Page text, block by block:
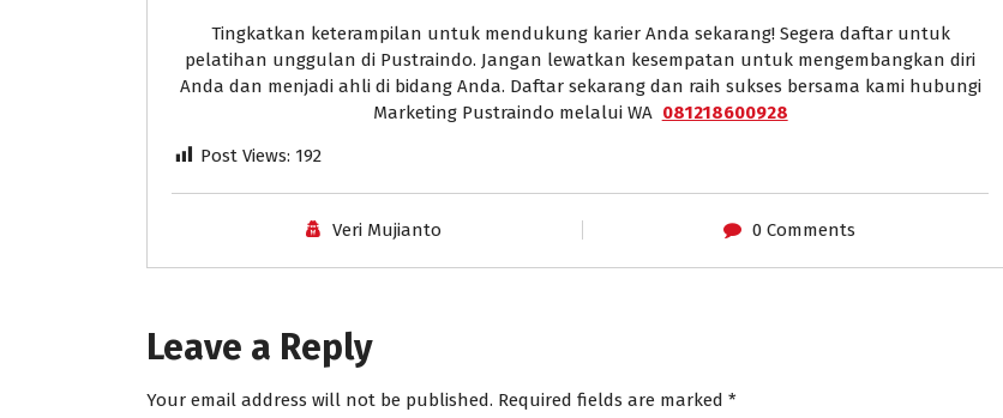
Tingkatkan keterampilan untuk mendukung karier Anda sekarang! Segera daftar untuk
pelatihan unggulan di Pustraindo. Jangan lewatkan kesempatan untuk mengembangkan diri
Anda dan menjadi ahli di bidang Anda. Daftar sekarang dan raih sukses bersama kami hubungi
Marketing Pustraindo melalui WA 081218600928
Post Views: 192
Veri Mujianto 0 Comments
Leave a Reply
Your email address will not be published. Required fields are marked *